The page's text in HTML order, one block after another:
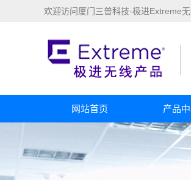
欢迎访问厦门三普科技-极进Extreme
网站首页 产品